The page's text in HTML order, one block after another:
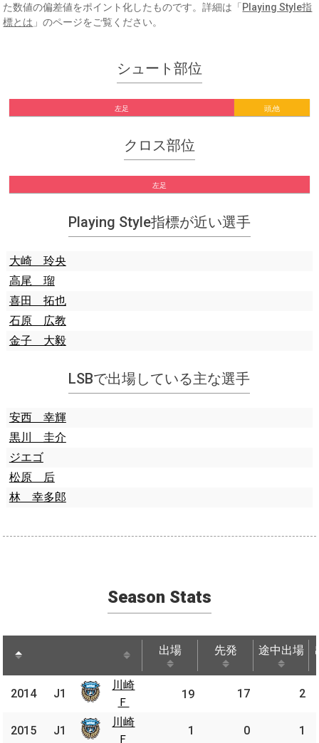
た数値の偏差値をポイント化したものです。詳細は「 Playing Style指
標とは 」のページをご覧ください。
シュート部位
左足 頭,他
クロス部位
左足
Playing Style指標が近い選手
大崎 玲央
高尾 瑠
喜田 拓也
石原 広教
金子 大毅
LSBで出場している主な選手
安西 幸輝
黒川 圭介
ジエゴ
松原 后
林 幸多郎
Season Stats
出場 先発 途中出場
2014
川崎
Ｆ
19 17 2
2015
川崎
Ｆ
1 0 1
2014 J1
川崎
Ｆ
2015 J1
川崎
Ｆ